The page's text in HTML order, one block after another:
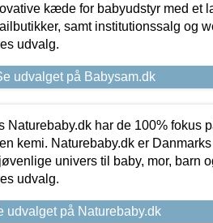
kæde for babyudstyr med et
samt institutionssalg og
udvalg.
udvalget på Babysam.dk
Naturebaby.dk har de 100% fokus
kemi. Naturebaby.dk er
univers til baby, mor, barn
udvalg.
udvalget på Naturebaby.dk